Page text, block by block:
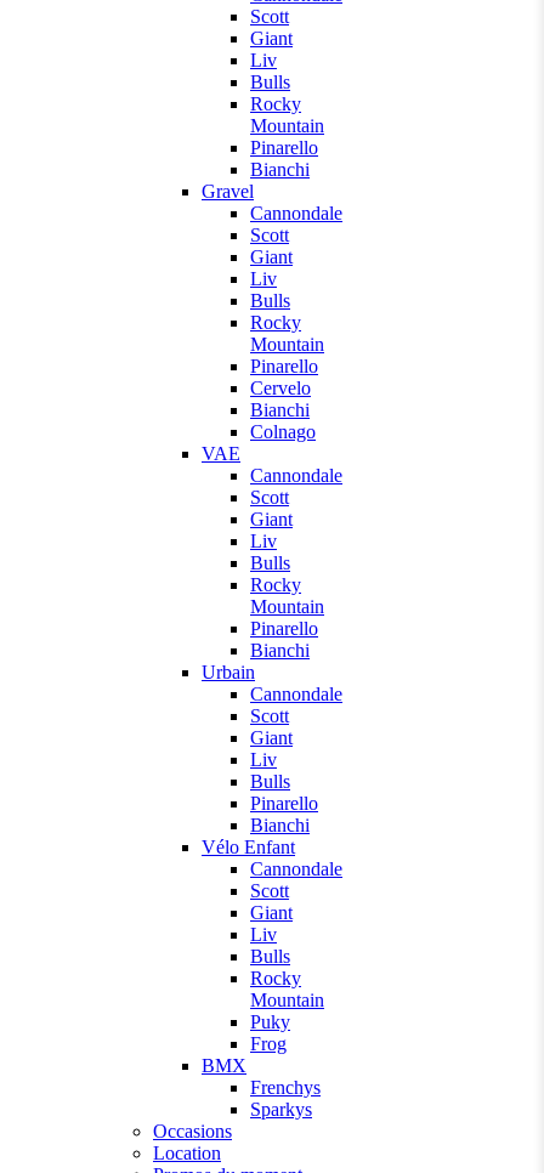
Scott
Giant
Liv
Bulls
Rocky
Mountain
Pinarello
Bianchi
Gravel
Cannondale
Scott
Giant
Liv
Bulls
Rocky
Mountain
Pinarello
Cervelo
Bianchi
Colnago
VAE
Cannondale
Scott
Giant
Liv
Bulls
Rocky
Mountain
Pinarello
Bianchi
Urbain
Cannondale
Scott
Giant
Liv
Bulls
Pinarello
Bianchi
Vélo Enfant
Cannondale
Scott
Giant
Liv
Bulls
Rocky
Mountain
Puky
Frog
BMX
Frenchys
Sparkys
Occasions
Location